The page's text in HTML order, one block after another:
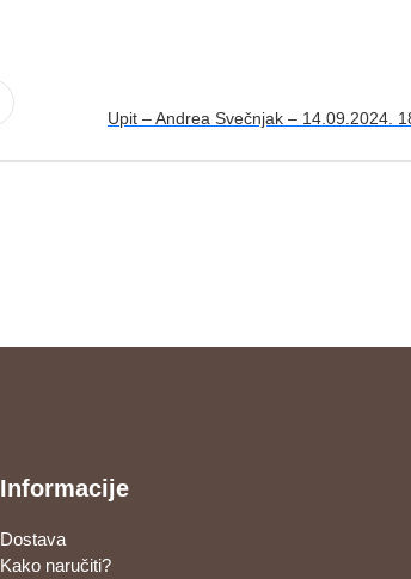
Upit – Andrea Svečnjak – 14.09.2024.
Informacije
Dostava
Kako naručiti?